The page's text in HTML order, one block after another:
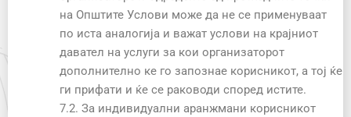
на Општите Услови може да не се применуваат
по иста аналогија и важат услови на крајниот
давател на услуги за кои организаторот
дополнително ке го запознае корисникот, а тој ќе
ги прифати и ќе се раководи според истите.
7.2. За индивидуални аранжмани корисникот